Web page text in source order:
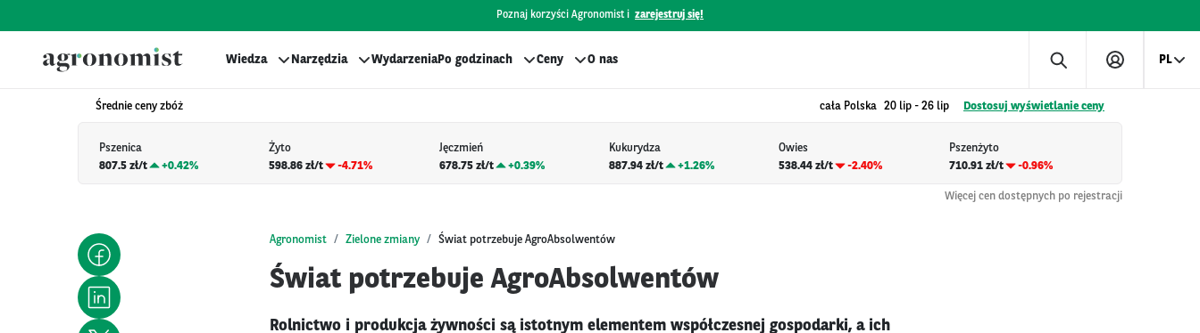
Poznaj korzyści Agronomist i zarejestruj się!
Wiedza Narzędzia WydarzeniaPo godzinach Ceny O nas PL
Średnie ceny zbóż cała Polska 20 lip - 26 lip Dostosuj wyświetlanie ceny
Pszenica
807.5 zł/t
+0.42%
Żyto
598.86 zł/t
-4.71%
Jęczmień
678.75 zł/t
+0.39%
Kukurydza
887.94 zł/t
+1.26%
Owies
538.44 zł/t
-2.40%
Pszenżyto
710.91 zł/t
-0.96%
Więcej cen dostępnych po rejestracji
Agronomist Zielone zmiany Świat potrzebuje AgroAbsolwentów
Świat potrzebuje AgroAbsolwentów
Rolnictwo i produkcja żywności są istotnym elementem współczesnej gospodarki, a ich